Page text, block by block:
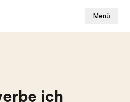
Menü
ich